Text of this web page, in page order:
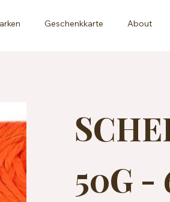
Geschenkkarte About
50G -